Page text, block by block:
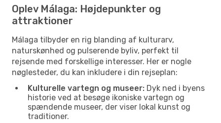
Oplev Málaga: Højdepunkter og
attraktioner
Málaga tilbyder en rig blanding af kulturarv,
naturskønhed og pulserende byliv, perfekt til
rejsende med forskellige interesser. Her er nogle
nøglesteder, du kan inkludere i din rejseplan:
Kulturelle vartegn og museer: Dyk ned i byens
historie ved at besøge ikoniske vartegn og
spændende museer, der viser lokal kunst og
traditioner.